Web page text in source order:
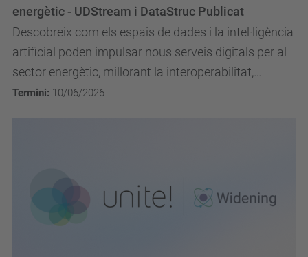
Descobreix com els espais de dades i la intel·ligència
artificial poden impulsar nous serveis digitals per al
sector energètic, millorant la interoperabilitat,
l’eficiència i la presa de decisions en...
energètic - UDStream i DataStruc Publicat
Termini: 10/06/2026